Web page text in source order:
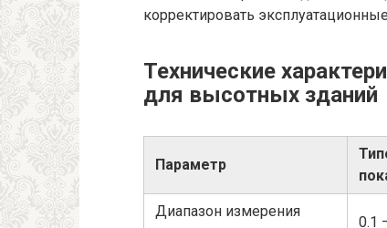
корректировать
Технические
для высотных зданий
Параметр
Диапазон измерения
0.1